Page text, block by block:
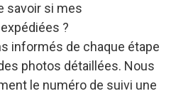
savoir si mes
?
informés de chaque étape
photos détaillées. Nous
le numéro de suivi une